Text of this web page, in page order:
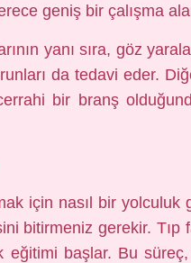
geniş bir çalışma
yanı sıra, göz
da tedavi eder.
bir branş
için nasıl bir
bitirmeniz gerekir. Tıp
eğitimi başlar. Bu